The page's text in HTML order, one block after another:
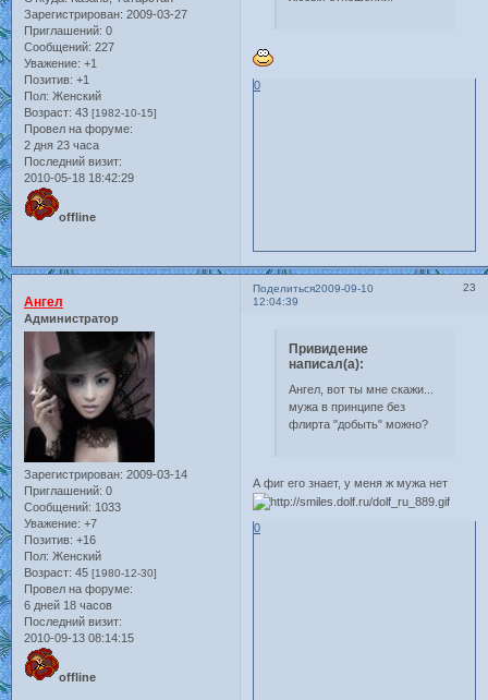
Зарегистрирован: 2009-03-27
Приглашений: 0
Сообщений: 227
Уважение: +1
Позитив: +1
Пол: Женский
Возраст: 43 [1982-10-15]
Провел на форуме:
2 дня 23 часа
Последний визит:
2010-05-18 18:42:29
offline
0
Поделиться 23
2009-09-10
12:04:39
Ангел
Администратор
Зарегистрирован: 2009-03-14
Приглашений: 0
Сообщений: 1033
Уважение: +7
Позитив: +16
Пол: Женский
Возраст: 45 [1980-12-30]
Провел на форуме:
6 дней 18 часов
Последний визит:
2010-09-13 08:14:15
offline
Привидение
написал(а):
Ангел, вот ты мне скажи...
мужа в принципе без
флирта "добыть" можно?
А фиг его знает, у меня ж мужа нет
0